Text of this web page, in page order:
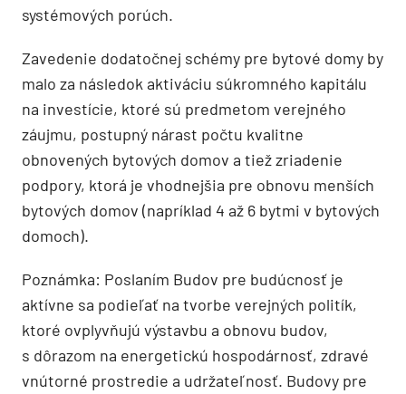
systémových porúch.
Zavedenie dodatočnej schémy pre bytové domy by
malo za následok aktiváciu súkromného kapitálu
na investície, ktoré sú predmetom verejného
záujmu, postupný nárast počtu kvalitne
obnovených bytových domov a tiež zriadenie
podpory, ktorá je vhodnejšia pre obnovu menších
bytových domov (napríklad 4 až 6 bytmi v bytových
domoch).
Poznámka: Poslaním Budov pre budúcnosť je
aktívne sa podieľať na tvorbe verejných politík,
ktoré ovplyvňujú výstavbu a obnovu budov,
s dôrazom na energetickú hospodárnosť, zdravé
vnútorné prostredie a udržateľnosť. Budovy pre